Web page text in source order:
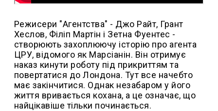
Режисери "Агентства" - Джо Райт, Грант
Хеслов, Філіп Мартін і Зетна Фуентес -
створюють захоплюючу історію про агента
ЦРУ, відомого як Марсіанін. Він отримує
наказ кинути роботу під прикриттям та
повертатися до Лондона. Тут все начебто
має закінчитися. Однак незабаром у його
життя вривається кохана, а це означає, що
найцікавіше тільки починається.